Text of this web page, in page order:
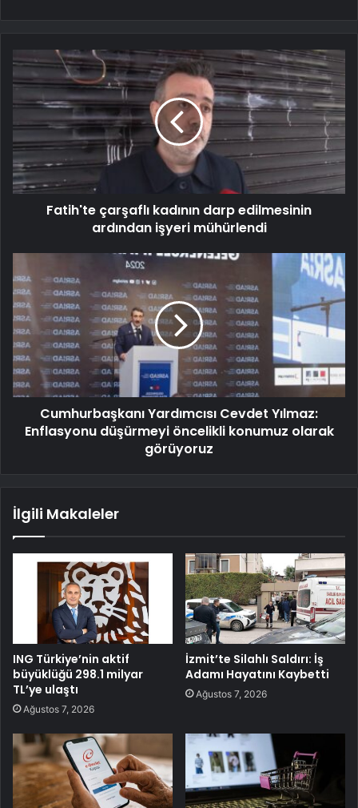
Fatih'te çarşaflı kadının darp edilmesinin
ardından işyeri mühürlendi
Cumhurbaşkanı Yardımcısı Cevdet Yılmaz:
Enflasyonu düşürmeyi öncelikli konumuz olarak
görüyoruz
İlgili Makaleler
ING Türkiye’nin aktif
büyüklüğü 298.1 milyar
TL’ye ulaştı
Ağustos 7, 2026
İzmit’te Silahlı Saldırı: İş
Adamı Hayatını Kaybetti
Ağustos 7, 2026